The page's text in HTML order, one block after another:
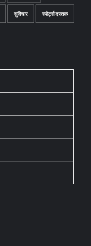
सुविचार स्पोर्ट्स दस्तक